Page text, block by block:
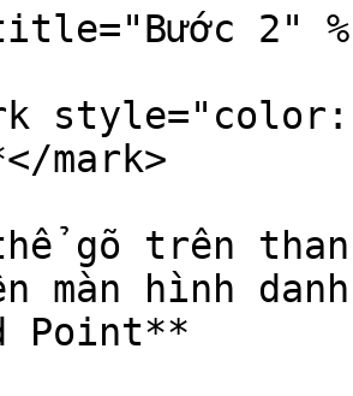
2"
mark>
gõ trên
màn hình
Point**